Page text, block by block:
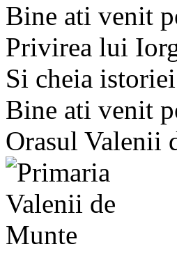
Bine ati venit
Privirea lui
Si cheia
Bine ati venit
Orasul Valenii